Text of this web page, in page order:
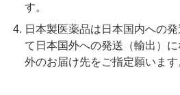
す。
日本製医薬品は日本国内への
て日本国外への発送（輸出）
外のお届け先をご指定願います